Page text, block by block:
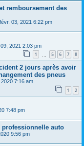
remboursement des
03, 2021 6:22 pm
2021 2:03 pm
1 5 6 7 8
2 jours après avoir
des pneus
7:16 am
1 2
7:48 pm
professionnelle auto
9:56 pm